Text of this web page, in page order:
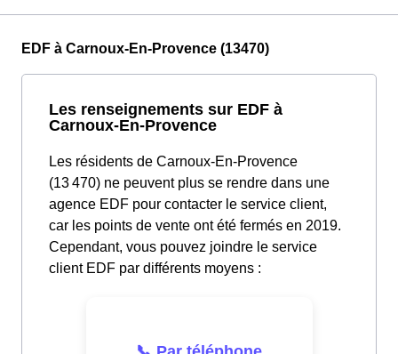
EDF à Carnoux-En-Provence (13470)
Les renseignements sur EDF à
Carnoux-En-Provence
Les résidents de Carnoux-En-Provence
(13 470) ne peuvent plus se rendre dans une
agence EDF pour contacter le service client,
car les points de vente ont été fermés en 2019.
Cependant, vous pouvez joindre le service
client EDF par différents moyens :